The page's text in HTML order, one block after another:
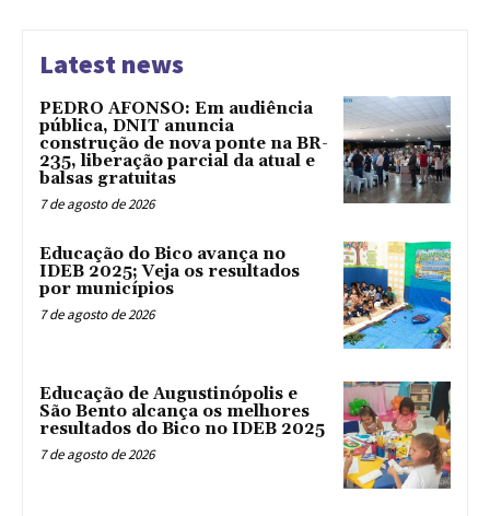
Latest news
PEDRO AFONSO: Em audiência
pública, DNIT anuncia
construção de nova ponte na BR-
235, liberação parcial da atual e
balsas gratuitas
7 de agosto de 2026
Educação do Bico avança no
IDEB 2025; Veja os resultados
por municípios
7 de agosto de 2026
Educação de Augustinópolis e
São Bento alcança os melhores
resultados do Bico no IDEB 2025
7 de agosto de 2026